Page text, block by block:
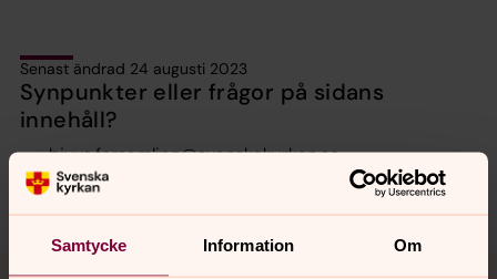
Samtycke Information Om
Senast ändrad 24 augusti 2023
Synpunkter eller frågor på sidans
innehåll?
bjuvs.forsamling@svenskakyrkan.se
Dela
Tillbaka till toppen
Tillbaka till innehållet